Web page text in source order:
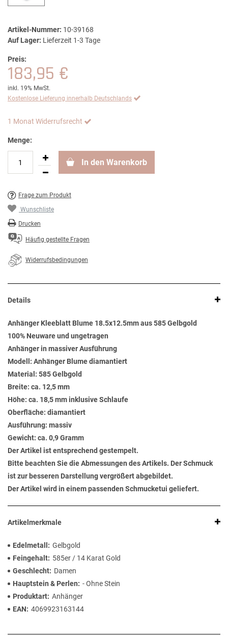
Artikel-Nummer: 10-39168
Auf Lager: Lieferzeit 1-3 Tage
Preis:
183,95 €
inkl. 19% MwSt.
Kostenlose Lieferung innerhalb Deutschlands
1 Monat Widerrufsrecht
Menge:
In den Warenkorb
Frage zum Produkt
Wunschliste
Drucken
Häufig gestellte Fragen
Widerrufsbedingungen
Details
Anhänger Kleeblatt Blume 18.5x12.5mm aus 585 Gelbgold
100% Neuware und ungetragen
Anhänger in massiver Ausführung
Modell: Anhänger Blume diamantiert
Material: 585 Gelbgold
Breite: ca. 12,5 mm
Höhe: ca. 18,5 mm inklusive Schlaufe
Oberfläche: diamantiert
Ausführung: massiv
Gewicht: ca. 0,9 Gramm
Der Artikel ist entsprechend gestempelt.
Bitte beachten Sie die Abmessungen des Artikels. Der Schmuck
ist zur besseren Darstellung vergrößert abgebildet.
Der Artikel wird in einem passenden Schmucketui geliefert.
Artikelmerkmale
Edelmetall
Gelbgold
Feingehalt
585er / 14 Karat Gold
Geschlecht
Damen
Hauptstein & Perlen
- Ohne Stein
Produktart Anhänger
EAN
4069923163144